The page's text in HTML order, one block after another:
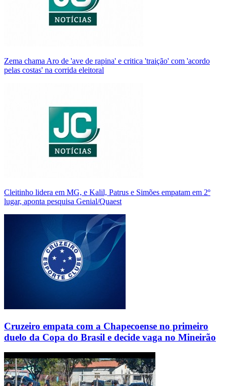
Zema chama Aro de 'ave de rapina' e critica 'traição' com 'acordo
pelas costas' na corrida eleitoral
Cleitinho lidera em MG, e Kalil, Patrus e Simões empatam em 2º
lugar, aponta pesquisa Genial/Quaest
Cruzeiro empata com a Chapecoense no primeiro
duelo da Copa do Brasil e decide vaga no Mineirão